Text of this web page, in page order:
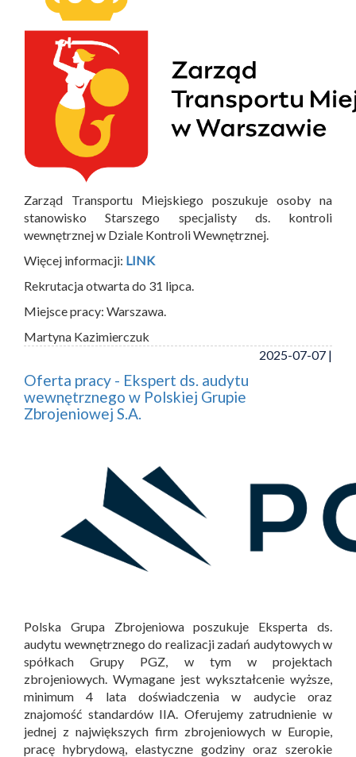
Zarząd Transportu Miejskiego poszukuje osoby na
stanowisko Starszego specjalisty ds. kontroli
wewnętrznej w Dziale Kontroli Wewnętrznej.
Więcej informacji: LINK
Rekrutacja otwarta do 31 lipca.
Miejsce pracy: Warszawa.
Martyna Kazimierczuk
2025-07-07 |
Oferta pracy - Ekspert ds. audytu
wewnętrznego w Polskiej Grupie
Zbrojeniowej S.A.
Polska Grupa Zbrojeniowa poszukuje Eksperta ds.
audytu wewnętrznego do realizacji zadań audytowych w
spółkach Grupy PGZ, w tym w projektach
zbrojeniowych. Wymagane jest wykształcenie wyższe,
minimum 4 lata doświadczenia w audycie oraz
znajomość standardów IIA. Oferujemy zatrudnienie w
jednej z największych firm zbrojeniowych w Europie,
pracę hybrydową, elastyczne godziny oraz szerokie